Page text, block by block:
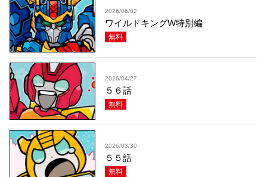
2026/06/02
ワイルドキングW特別編
無料
2026/04/27
５６話
無料
2026/03/30
５５話
無料